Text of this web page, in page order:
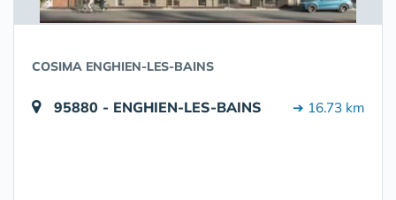
COSIMA ENGHIEN-LES-BAINS
95880 - ENGHIEN-LES-BAINS ➔ 16.73 km